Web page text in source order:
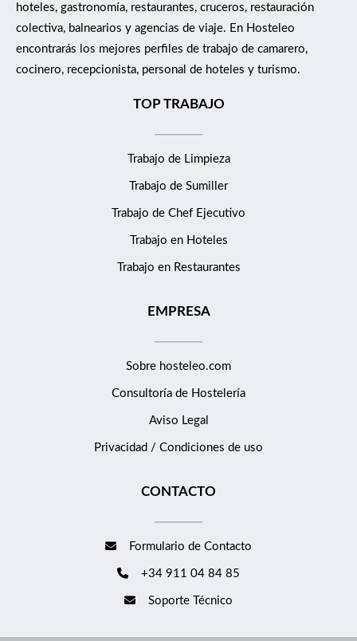
hoteles, gastronomía, restaurantes, cruceros, restauración
colectiva, balnearios y agencias de viaje. En Hosteleo
encontrarás los mejores perfiles de trabajo de camarero,
cocinero, recepcionista, personal de hoteles y turismo.
TOP TRABAJO
Trabajo de Limpieza
Trabajo de Sumiller
Trabajo de Chef Ejecutivo
Trabajo en Hoteles
Trabajo en Restaurantes
EMPRESA
Sobre hosteleo.com
Consultoría de Hostelería
Aviso Legal
Privacidad / Condiciones de uso
CONTACTO
Formulario de Contacto
+34 911 04 84 85
Soporte Técnico